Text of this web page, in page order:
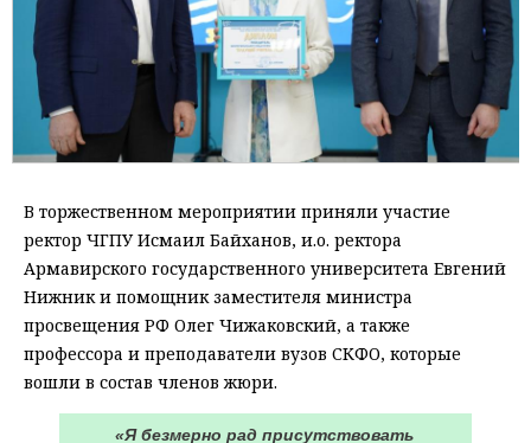
В торжественном мероприятии приняли участие
ректор ЧГПУ Исмаил Байханов, и.о. ректора
Армавирского государственного университета Евгений
Нижник и помощник заместителя министра
просвещения РФ Олег Чижаковский, а также
профессора и преподаватели вузов СКФО, которые
вошли в состав членов жюри.
«Я безмерно рад присутствовать